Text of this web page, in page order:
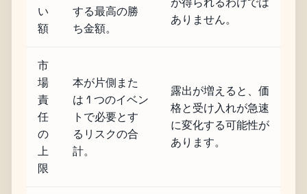
い
額
する最高の勝
ち金額。
ありません。
市
場
責
任
の
上
限
本が片側また
は 1 つのイベン
トで必要とす
るリスクの合
計。
露出が増えると、価
格と受け入れが急速
に変化する可能性が
あります。